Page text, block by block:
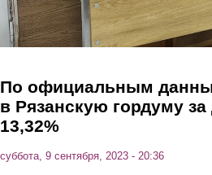
По официальным
в Рязанскую гордуму
13,32%
суббота, 9 сентября, 2023 - 20:36